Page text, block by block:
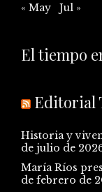
« May Jul »
El tiempo
Editorial
Historia y
de julio de
María Ríos
de febrero de